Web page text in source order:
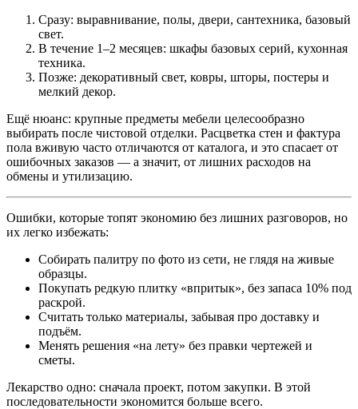
Сразу: выравнивание, полы, двери, сантехника, базовый
свет.
В течение 1–2 месяцев: шкафы базовых серий, кухонная
техника.
Позже: декоративный свет, ковры, шторы, постеры и
мелкий декор.
Ещё нюанс: крупные предметы мебели целесообразно
выбирать после чистовой отделки. Расцветка стен и фактура
пола вживую часто отличаются от каталога, и это спасает от
ошибочных заказов — а значит, от лишних расходов на
обмены и утилизацию.
Ошибки, которые топят экономию без лишних разговоров, но
их легко избежать:
Собирать палитру по фото из сети, не глядя на живые
образцы.
Покупать редкую плитку «впритык», без запаса 10% под
раскрой.
Считать только материалы, забывая про доставку и
подъём.
Менять решения «на лету» без правки чертежей и
сметы.
Лекарство одно: сначала проект, потом закупки. В этой
последовательности экономится больше всего.